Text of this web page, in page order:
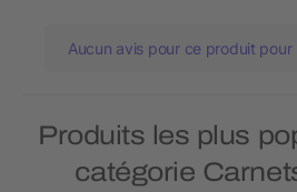
Aucun avis pour ce produit pour
Produits les plus
catégorie